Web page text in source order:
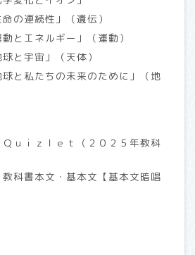
の連続性」（遺伝）
とエネルギー」（運動）
と宇宙」（天体）
と私たちの未来のために」（地
ｕｉｚｌｅｔ（２０２５年教科
科書本文・基本文【基本文暗唱